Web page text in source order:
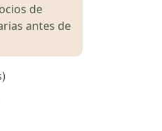
de
antes de